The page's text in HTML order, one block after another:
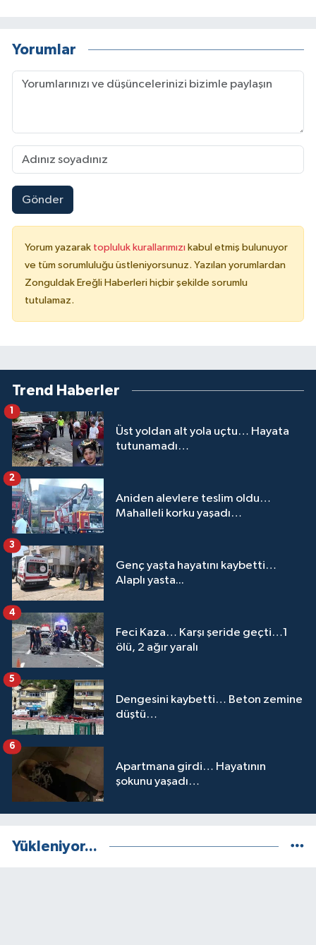
Yorumlar
Gönder
Yorum yazarak topluluk kurallarımızı kabul etmiş bulunuyor
ve tüm sorumluluğu üstleniyorsunuz. Yazılan yorumlardan
Zonguldak Ereğli Haberleri hiçbir şekilde sorumlu
tutulamaz.
Trend Haberler
Üst yoldan alt yola uçtu… Hayata
tutunamadı…
1
Aniden alevlere teslim oldu…
Mahalleli korku yaşadı…
2
Genç yaşta hayatını kaybetti…
Alaplı yasta...
3
Feci Kaza… Karşı şeride geçti…1
ölü, 2 ağır yaralı
4
Dengesini kaybetti… Beton zemine
düştü…
5
Apartmana girdi… Hayatının
şokunu yaşadı…
6
Yükleniyor...